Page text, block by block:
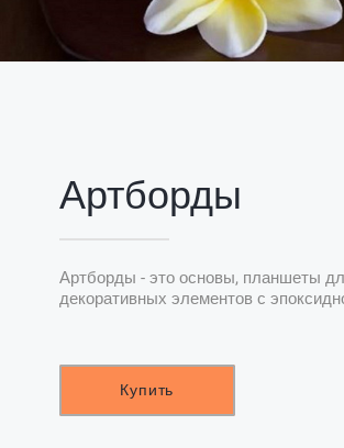
Артборды
Артборды - это основы, планшеты
декоративных элементов с
Купить